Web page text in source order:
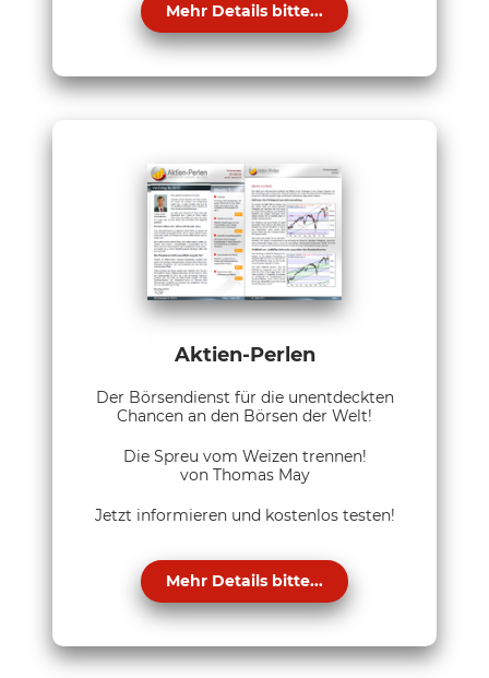
Mehr Details bitte...
Aktien-Perlen
Der Börsendienst für die unentdeckten
Chancen an den Börsen der Welt!
Die Spreu vom Weizen trennen!
von Thomas May
Jetzt informieren und kostenlos testen!
Mehr Details bitte...